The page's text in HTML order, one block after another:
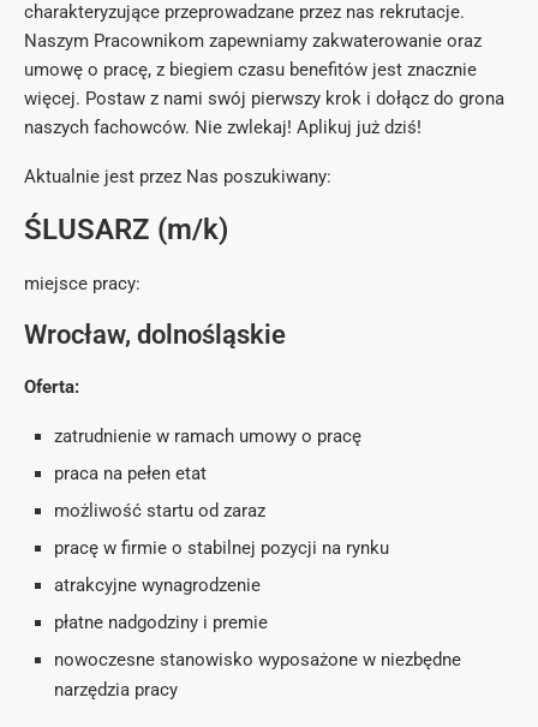
charakteryzujące przeprowadzane przez nas rekrutacje.
Naszym Pracownikom zapewniamy zakwaterowanie oraz
umowę o pracę, z biegiem czasu benefitów jest znacznie
więcej. Postaw z nami swój pierwszy krok i dołącz do grona
naszych fachowców. Nie zwlekaj! Aplikuj już dziś!
Aktualnie jest przez Nas poszukiwany:
ŚLUSARZ (m/k)
miejsce pracy:
Wrocław, dolnośląskie
Oferta:
zatrudnienie w ramach umowy o pracę
praca na pełen etat
możliwość startu od zaraz
pracę w firmie o stabilnej pozycji na rynku
atrakcyjne wynagrodzenie
płatne nadgodziny i premie
nowoczesne stanowisko wyposażone w niezbędne
narzędzia pracy